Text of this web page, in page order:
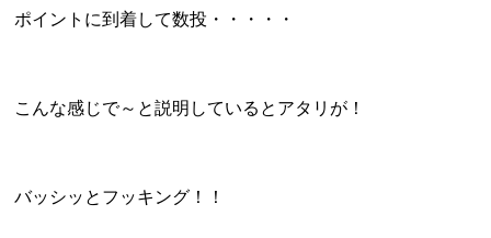
ポイントに到着して数投・・・・・
こんな感じで～と説明しているとアタリが！
バッシッとフッキング！！